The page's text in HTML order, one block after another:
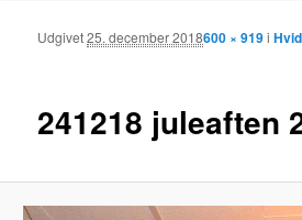
241218 juleaften
Udgivet25. december 2018600 × 919i